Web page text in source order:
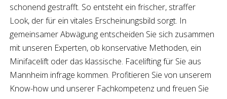
schonend gestrafft. So entsteht ein frischer, straffer
Look, der für ein vitales Erscheinungsbild sorgt. In
gemeinsamer Abwägung entscheiden Sie sich zusammen
mit unseren Experten, ob konservative Methoden, ein
Minifacelift oder das klassische. Faceliftingfür Sie aus
Mannheim infrage kommen. Profitieren Sie von unserem
Know-how und unserer Fachkompetenz und freuen Sie